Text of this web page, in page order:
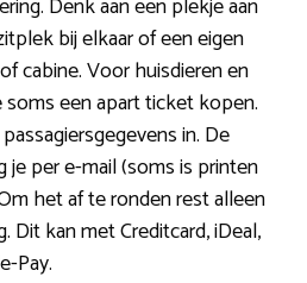
bij elkaar of een eigen
cabine. Voor huisdieren en
een apart ticket kopen.
in. De
per e-mail (soms is printen
het af te ronden rest alleen
Dit kan met Creditcard, iDeal,
Pay.